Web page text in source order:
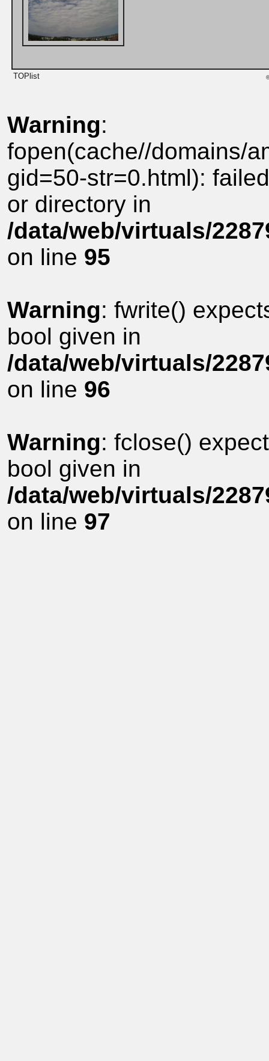
Warning:
fopen(cache//domains/
gid=50-str=0.html):
or directory in
/data/web/virtuals/
on line 95
Warning: fwrite()
bool given in
/data/web/virtuals/
on line 96
Warning: fclose()
bool given in
/data/web/virtuals/
on line 97